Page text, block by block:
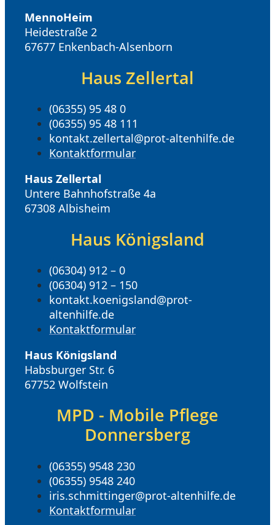
MennoHeim
Heidestraße 2
67677 Enkenbach-Alsenborn
Haus Zellertal
(06355) 95 48 0
(06355) 95 48 111
kontakt.zellertal@prot-altenhilfe.de
Kontaktformular
Haus Zellertal
Untere Bahnhofstraße 4a
67308 Albisheim
Haus Königsland
(06304) 912 – 0
(06304) 912 – 150
kontakt.koenigsland@prot-
altenhilfe.de
Kontaktformular
Haus Königsland
Habsburger Str. 6
67752 Wolfstein
MPD - Mobile Pflege
Donnersberg
(06355) 9548 230
(06355) 9548 240
iris.schmittinger@prot-altenhilfe.de
Kontaktformular